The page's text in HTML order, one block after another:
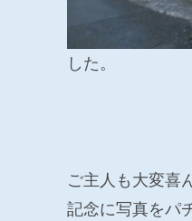
した。
ご主人も大変喜
記念に写真をパ